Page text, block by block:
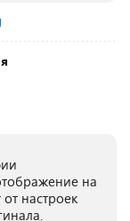
на
настроек